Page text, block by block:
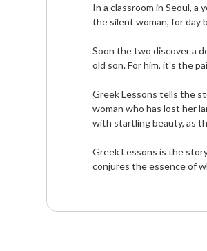
In a classroom in Seoul,
the silent woman, for day
Soon the two discover a
old son. For him, it's the
Greek Lessons tells the
woman who has lost her
with startling beauty, as
Greek Lessons is the
conjures the essence of